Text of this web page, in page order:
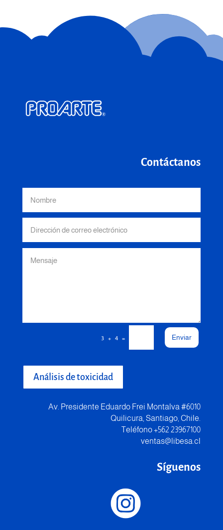
Contáctanos
3 + 4 = Enviar
Análisis de toxicidad
Av. Presidente Eduardo Frei Montalva #6010
Quilicura, Santiago, Chile.
Teléfono +562 23967100
ventas@libesa.cl
Síguenos